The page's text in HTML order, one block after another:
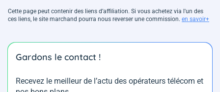
Cette page peut contenir des liens d’affiliation. Si vous achetez via l'un des
ces liens, le site marchand pourra nous reverser une commission. en savoir+
Gardons le contact !
Recevez le meilleur de l’actu des opérateurs télécom et